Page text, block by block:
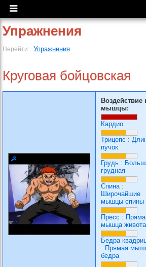
Упражнения
Перейти: Упражнения
Круговая бойцовская
Воздействие
мышцы:
Кардио
Трицепс :
пучок
Грудь :
грудная
Спина:
Широчайшие
мышцы спины
Пресс :
мышца живота
Бедра
: Прямая
бедра